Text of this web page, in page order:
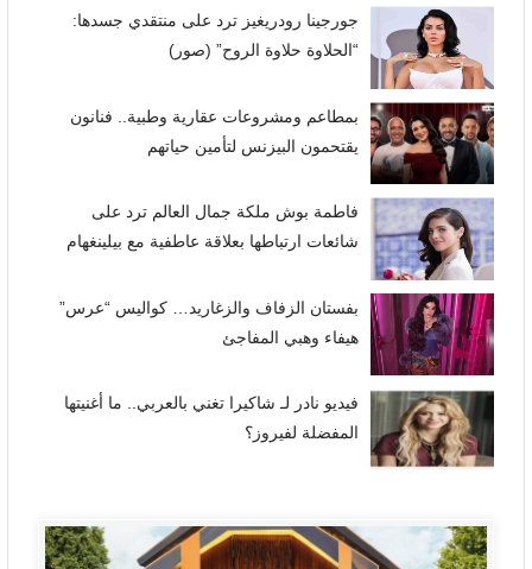
جورجينا رودريغيز ترد على منتقدي جسدها:
“الحلاوة حلاوة الروح” (صور)
بمطاعم ومشروعات عقارية وطبية.. فنانون
يقتحمون البيزنس لتأمين حياتهم
فاطمة بوش ملكة جمال العالم ترد على
شائعات ارتباطها بعلاقة عاطفية مع بيلينغهام
بفستان الزفاف والزغاريد… كواليس “عرس”
هيفاء وهبي المفاجئ
فيديو نادر لـ شاكيرا تغني بالعربي.. ما أغنيتها
المفضلة لفيروز؟